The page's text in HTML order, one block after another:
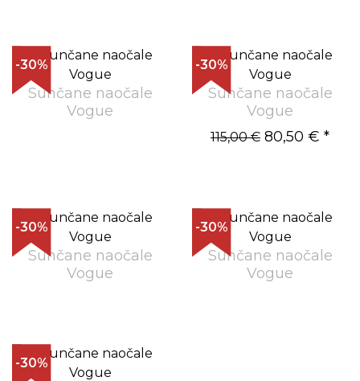
-30%
Sunčane naočale
Vogue
-30%
Sunčane naočale
Vogue
115,00 € 80,50 € *
-30%
Sunčane naočale
Vogue
-30%
Sunčane naočale
Vogue
-30%